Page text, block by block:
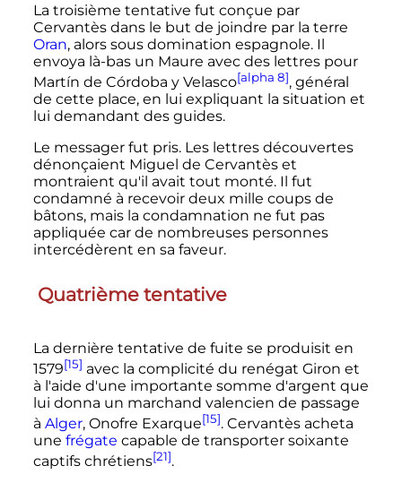
La troisième tentative fut conçue par
Cervantès dans le but de joindre par la terre
Oran, alors sous domination espagnole. Il
envoya là-bas un Maure avec des lettres pour
Martín de Córdoba y Velasco[alpha 8], général
de cette place, en lui expliquant la situation et
lui demandant des guides.
Le messager fut pris. Les lettres découvertes
dénonçaient Miguel de Cervantès et
montraient qu'il avait tout monté. Il fut
condamné à recevoir deux mille coups de
bâtons, mais la condamnation ne fut pas
appliquée car de nombreuses personnes
intercédèrent en sa faveur.
Quatrième tentative
La dernière tentative de fuite se produisit en
1579[15] avec la complicité du renégat Giron et
à l'aide d'une importante somme d'argent que
lui donna un marchand valencien de passage
à Alger, Onofre Exarque[15]. Cervantès acheta
une frégate capable de transporter soixante
captifs chrétiens[21].